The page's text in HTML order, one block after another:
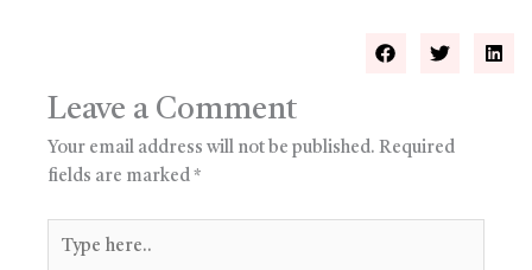
Leave a Comment
Your email address will not be published. Required
fields are marked *
here..